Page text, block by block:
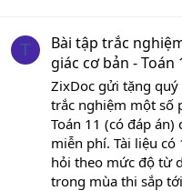
T
Bài tập trắc
giác cơ bản - Toán
ZixDoc gửi tặng quý
trắc nghiệm một số
Toán 11 (có đáp
miễn phí. Tài liệu có
hỏi theo mức độ từ
trong mùa thi sắp